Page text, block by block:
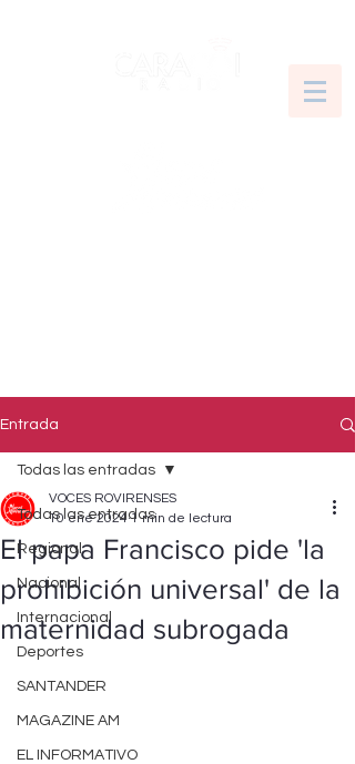
Entrada
Todas las entradas
Regional
Nacional
Internacional
Deportes
SANTANDER
MAGAZINE AM
EL INFORMATIVO
Todas las entradas
El papa Francisco pide 'la
prohibición universal' de la
maternidad subrogada
VOCES ROVIRENSES
10 ene 2024 1 min de lectura